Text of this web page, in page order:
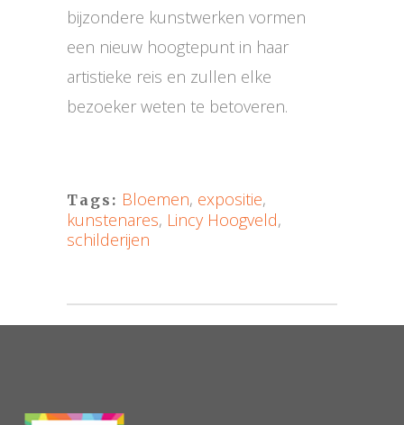
bijzondere kunstwerken vormen
een nieuw hoogtepunt in haar
artistieke reis en zullen elke
bezoeker weten te betoveren.
Tags: Bloemen, expositie,
kunstenares, Lincy Hoogveld,
schilderijen